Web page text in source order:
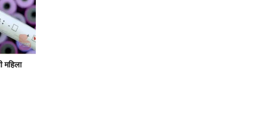
महिला